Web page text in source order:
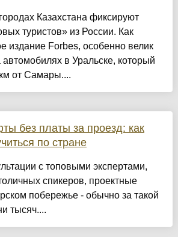
Казахстана фиксируют
туристов» из России. Как
издание Forbes, особенно велик
автомобилях в Уральске, который
от Самары....
без платы за проезд: как
по стране
с топовыми экспертами,
спикеров, проектные
побережье - обычно за такой
тысяч....